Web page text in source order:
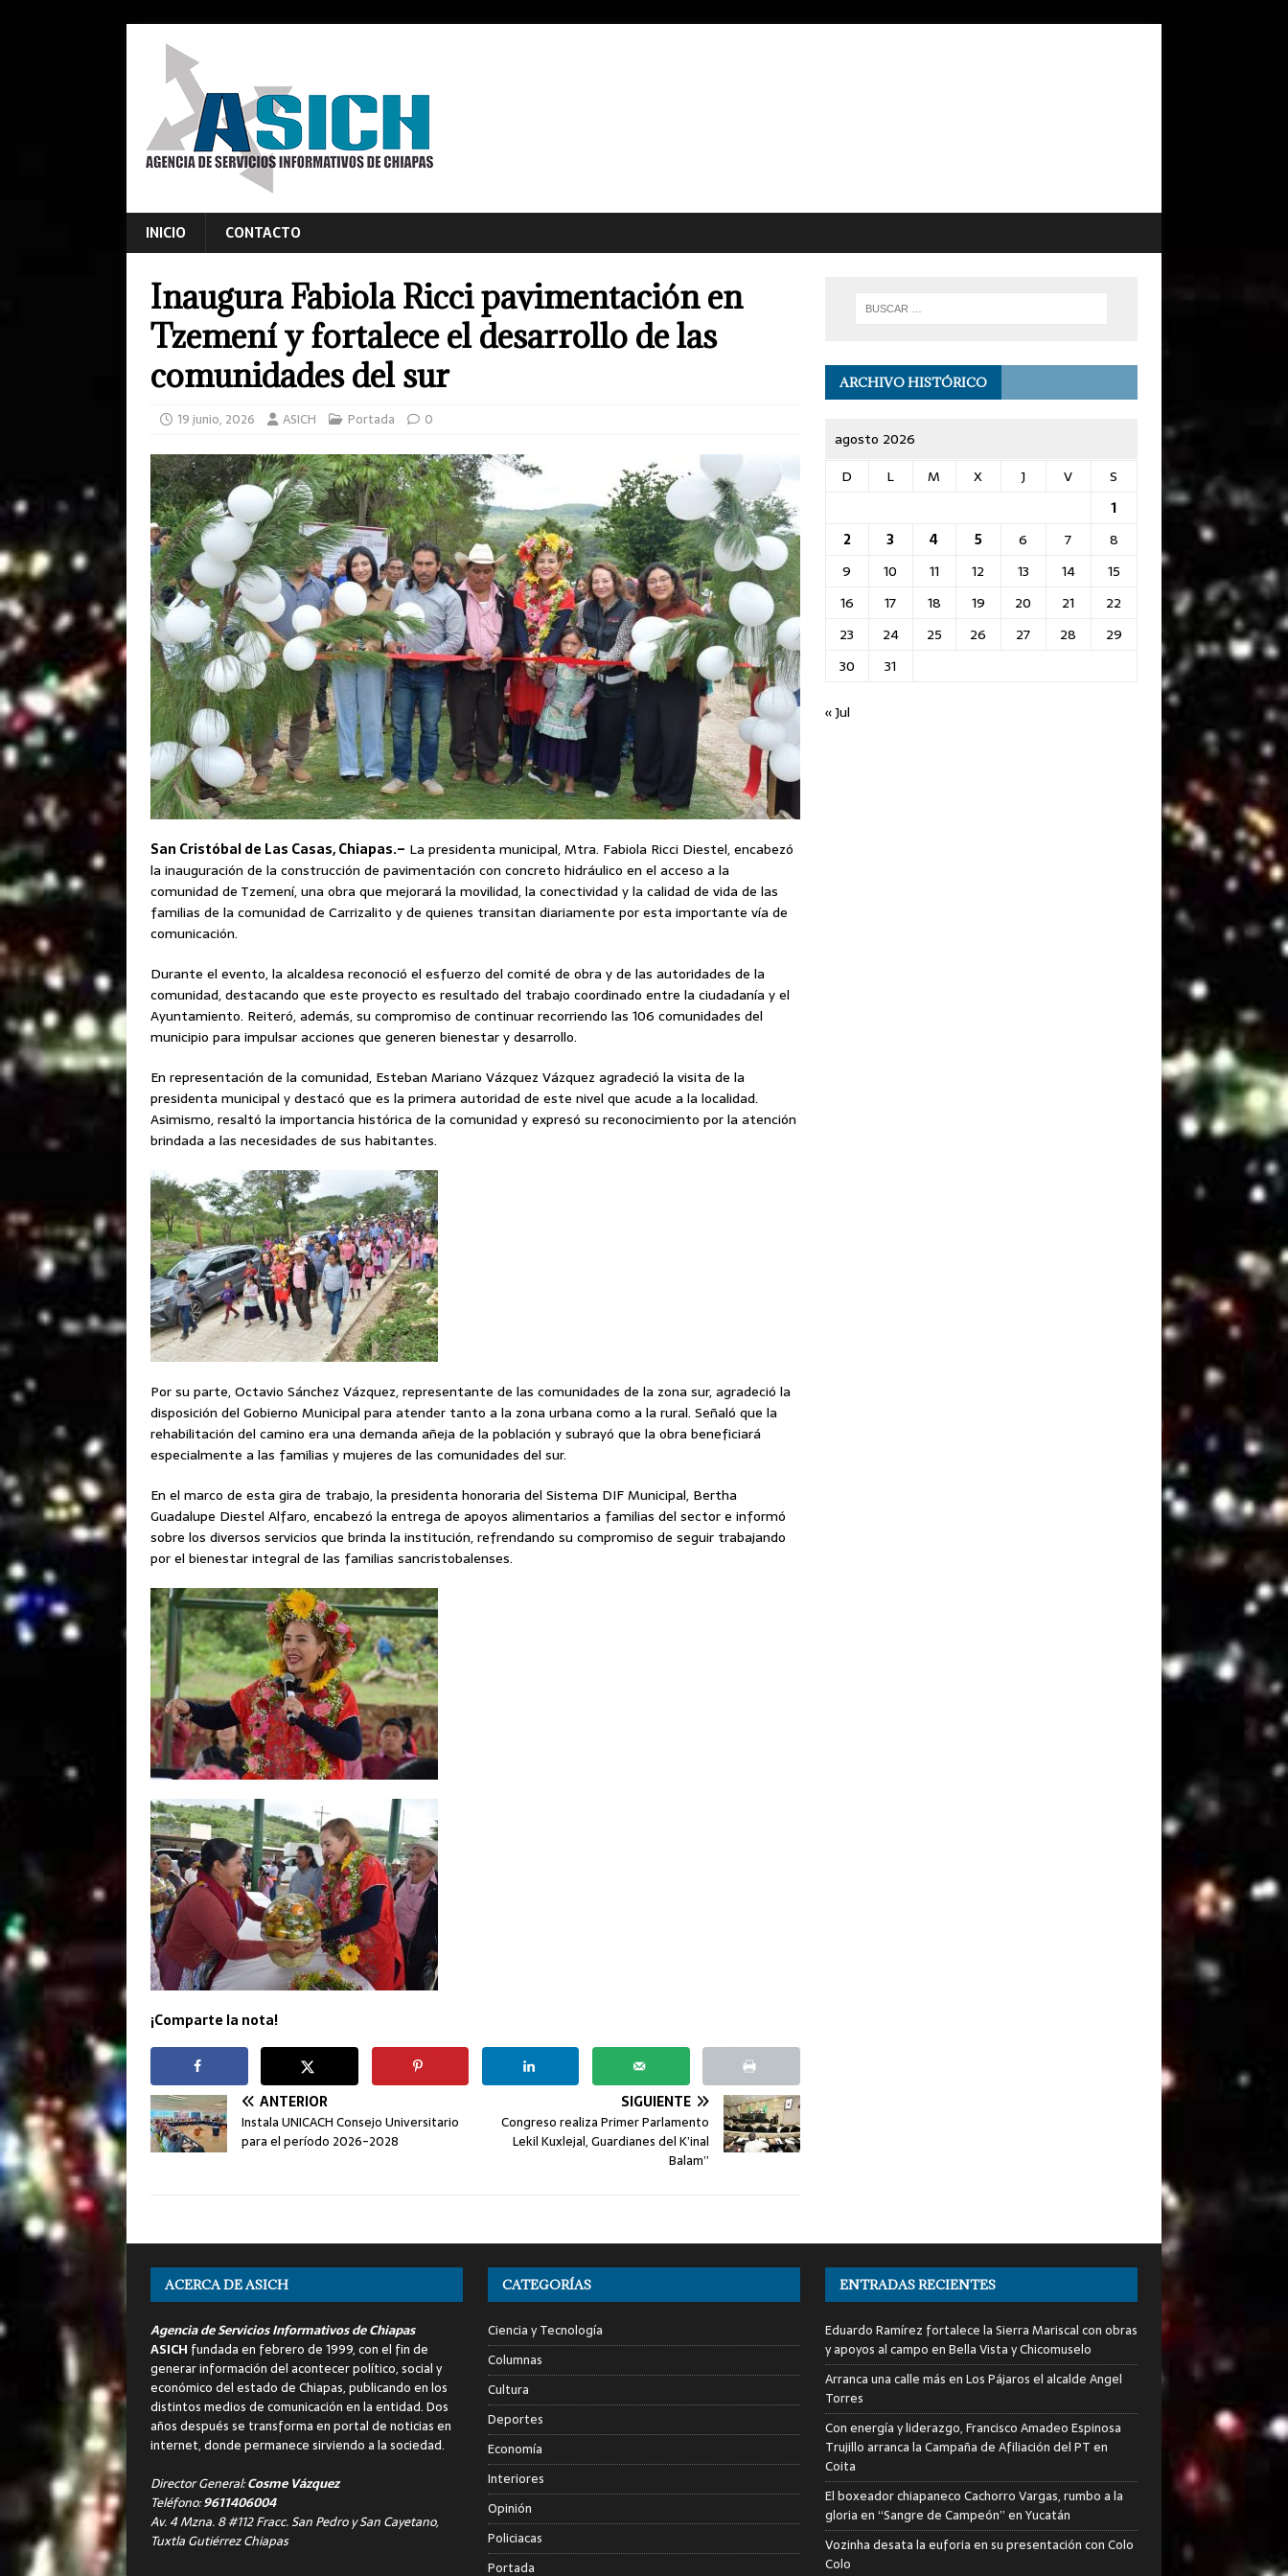
INICIO CONTACTO
Inaugura Fabiola Ricci pavimentación en
Tzemení y fortalece el desarrollo de las
comunidades del sur
19 junio, 2026 ASICH Portada 0
San Cristóbal de Las Casas, Chiapas.– La presidenta municipal, Mtra. Fabiola Ricci Diestel, encabezó
la inauguración de la construcción de pavimentación con concreto hidráulico en el acceso a la
comunidad de Tzemení, una obra que mejorará la movilidad, la conectividad y la calidad de vida de las
familias de la comunidad de Carrizalito y de quienes transitan diariamente por esta importante vía de
comunicación.
Durante el evento, la alcaldesa reconoció el esfuerzo del comité de obra y de las autoridades de la
comunidad, destacando que este proyecto es resultado del trabajo coordinado entre la ciudadanía y el
Ayuntamiento. Reiteró, además, su compromiso de continuar recorriendo las 106 comunidades del
municipio para impulsar acciones que generen bienestar y desarrollo.
En representación de la comunidad, Esteban Mariano Vázquez Vázquez agradeció la visita de la
presidenta municipal y destacó que es la primera autoridad de este nivel que acude a la localidad.
Asimismo, resaltó la importancia histórica de la comunidad y expresó su reconocimiento por la atención
brindada a las necesidades de sus habitantes.
Por su parte, Octavio Sánchez Vázquez, representante de las comunidades de la zona sur, agradeció la
disposición del Gobierno Municipal para atender tanto a la zona urbana como a la rural. Señaló que la
rehabilitación del camino era una demanda añeja de la población y subrayó que la obra beneficiará
especialmente a las familias y mujeres de las comunidades del sur.
En el marco de esta gira de trabajo, la presidenta honoraria del Sistema DIF Municipal, Bertha
Guadalupe Diestel Alfaro, encabezó la entrega de apoyos alimentarios a familias del sector e informó
sobre los diversos servicios que brinda la institución, refrendando su compromiso de seguir trabajando
por el bienestar integral de las familias sancristobalenses.
¡Comparte la nota!
ANTERIOR
Instala UNICACH Consejo Universitario
para el período 2026-2028
SIGUIENTE
Congreso realiza Primer Parlamento
Lekil Kuxlejal, Guardianes del K’inal
Balam”
ARCHIVO HISTÓRICO
agosto 2026
D
L M X J V
S
1
2
3 4 5 6 7
8
9
10 11 12 13 14
15
16
17 18 19 20 21
22
23
24 25 26 27 28
29
30
31
« Jul
ACERCA DE ASICH
Agencia de Servicios Informativos de Chiapas
ASICH fundada en febrero de 1999, con el fin de
generar información del acontecer político, social y
económico del estado de Chiapas, publicando en los
distintos medios de comunicación en la entidad. Dos
años después se transforma en portal de noticias en
internet, donde permanece sirviendo a la sociedad.
Director General:Cosme Vázquez
Teléfono:9611406004
Av. 4 Mzna. 8 #112 Fracc. San Pedro y San Cayetano,
Tuxtla Gutiérrez Chiapas
CATEGORÍAS
Ciencia y Tecnología
Columnas
Cultura
Deportes
Economía
Interiores
Opinión
Policiacas
Portada
ENTRADAS RECIENTES
Eduardo Ramírez fortalece la Sierra Mariscal con obras
y apoyos al campo en Bella Vista y Chicomuselo
Arranca una calle más en Los Pájaros el alcalde Angel
Torres
Con energía y liderazgo, Francisco Amadeo Espinosa
Trujillo arranca la Campaña de Afiliación del PT en
Coita
El boxeador chiapaneco Cachorro Vargas, rumbo a la
gloria en “Sangre de Campeón” en Yucatán
Vozinha desata la euforia en su presentación con Colo
Colo